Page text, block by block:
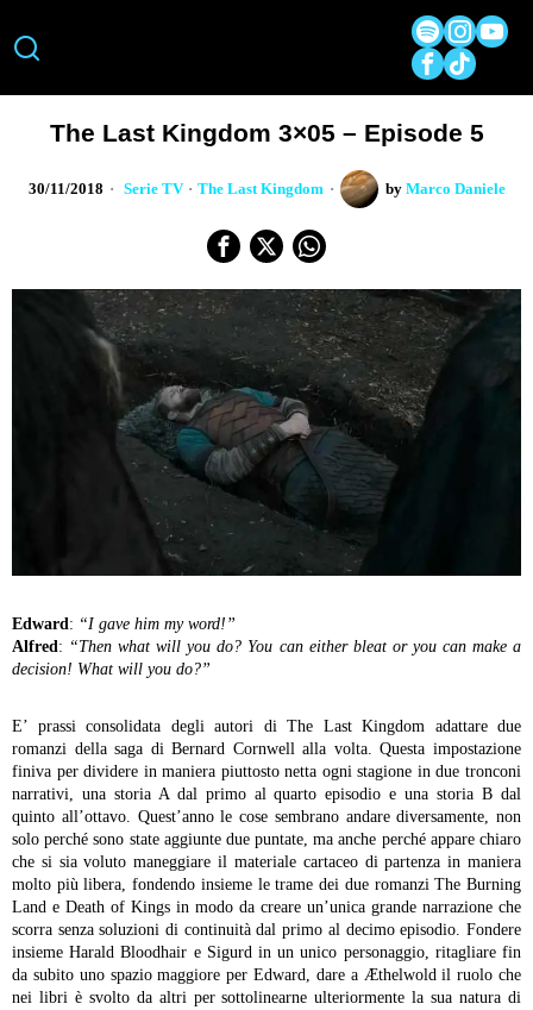
The Last Kingdom 3×05 – Episode 5
30/11/2018 Serie TV · The Last Kingdom by Marco Daniele
Edward: “I gave him my word!”
Alfred: “Then what will you do? You can either bleat or you can make a
decision! What will you do?”
E’ prassi consolidata degli autori di The Last Kingdom adattare due
romanzi della saga di Bernard Cornwell alla volta. Questa impostazione
finiva per dividere in maniera piuttosto netta ogni stagione in due tronconi
narrativi, una storia A dal primo al quarto episodio e una storia B dal
quinto all’ottavo. Quest’anno le cose sembrano andare diversamente, non
solo perché sono state aggiunte due puntate, ma anche perché appare chiaro
che si sia voluto maneggiare il materiale cartaceo di partenza in maniera
molto più libera, fondendo insieme le trame dei due romanzi The Burning
Land e Death of Kings in modo da creare un’unica grande narrazione che
scorra senza soluzioni di continuità dal primo al decimo episodio. Fondere
insieme Harald Bloodhair e Sigurd in un unico personaggio, ritagliare fin
da subito uno spazio maggiore per Edward, dare a Æthelwold il ruolo che
nei libri è svolto da altri per sottolinearne ulteriormente la sua natura di